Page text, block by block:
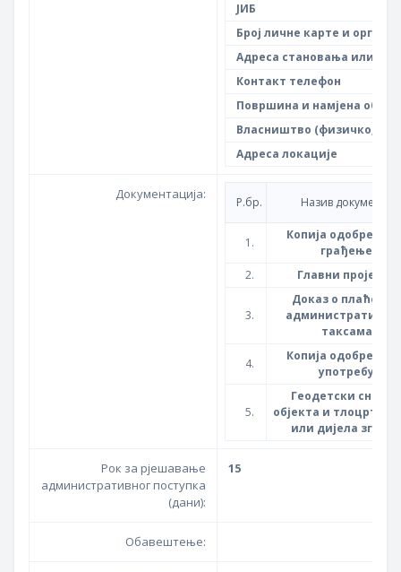
ЈИБ
Број личне карте и орган
Адреса становања или
Контакт телефон
Површина и намјена
Власништво (физичко,
Адреса локације
Документација:
Р.бр. Назив документа
1.
Копија одобрења
грађење
2.
Главни пројекат
3.
Доказ о плаћеним
таксама
4.
Копија одобрења
употребу
5.
Геодетски
објекта и тлоцрт
или дијела зграде
Рок за рјешавање
административног поступка
(дани):
15
Обавештење: